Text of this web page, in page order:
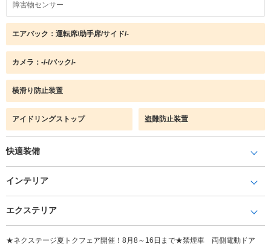
障害物センサー
エアバック：運転席/助手席/サイド/-
カメラ：-/-/バック/-
横滑り防止装置
アイドリングストップ 盗難防止装置
快適装備
インテリア
エクステリア
★ネクステージ夏トクフェア開催！8月8～16日まで★禁煙車 両側電動ドア